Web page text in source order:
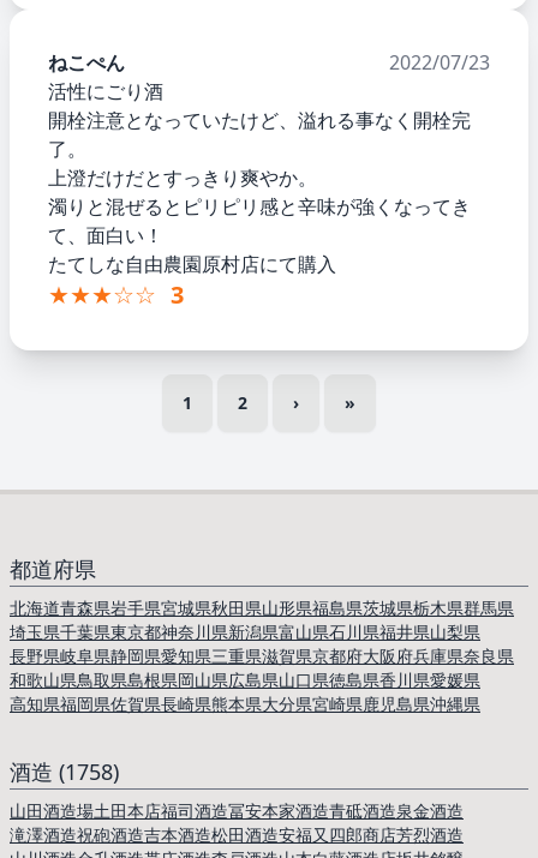
ねこぺん
2022/07/23
活性にごり酒
開栓注意となっていたけど、溢れる事なく開栓完
了。
上澄だけだとすっきり爽やか。
濁りと混ぜるとピリピリ感と辛味が強くなってき
て、面白い！
たてしな自由農園原村店にて購入
★★★☆☆ 3
1 2 › »
都道府県
北海道青森県岩手県宮城県秋田県山形県福島県茨城県栃木県群馬県
埼玉県千葉県東京都神奈川県新潟県富山県石川県福井県山梨県
長野県岐阜県静岡県愛知県三重県滋賀県京都府大阪府兵庫県奈良県
和歌山県鳥取県島根県岡山県広島県山口県徳島県香川県愛媛県
高知県福岡県佐賀県長崎県熊本県大分県宮崎県鹿児島県沖縄県
酒造 (1758)
山田酒造場土田本店福司酒造冨安本家酒造青砥酒造泉金酒造
滝澤酒造祝砲酒造吉本酒造松田酒造安福又四郎商店芳烈酒造